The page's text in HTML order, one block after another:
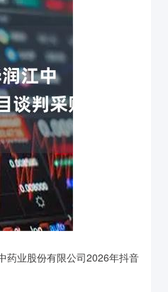
药业股份有限公司2026年抖音